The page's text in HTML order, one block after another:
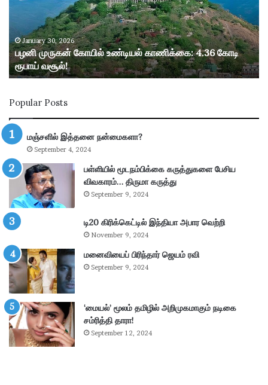
ன்
கோ
யி
ல்
உ
டி
ய
ல்
கா
க்
கை
4
.
3
கோ
டி
ரூ
பா
ய்
வ
சூ
ல்
January 30, 2026
பழனி முருகன் கோயில் உண்டியல் காணிக்கை: 4.36 கோடி
ரூபாய் வசூல்!
Popular Posts
மஞ்சளில் இத்தனை நன்மைகளா?
September 4, 2024
பள்ளியில் மூடநம்பிக்கை கருத்துகளை பேசிய
விவகாரம்… திருமா கருத்து
September 9, 2024
டி20 கிரிக்கெட்டில் இந்தியா அபார வெற்றி
November 9, 2024
மனைவியைப் பிரிந்தார் ஜெயம் ரவி
September 9, 2024
‘மையல்’ மூலம் தமிழில் அறிமுகமாகும் நடிகை
சம்ரித்தி தாரா!
September 12, 2024